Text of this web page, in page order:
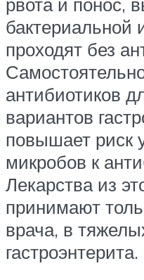
проходят без
антибиотиков
вариантов
повышает риск
микробов к
Лекарства из
принимают
врача, в
гастроэнтерита.